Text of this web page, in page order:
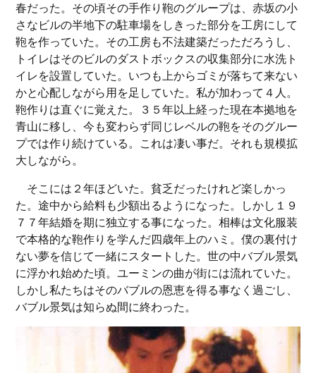
春だった。その頃その手作り鞄のグループは、赤坂の小
さなビルの半地下の駐車場をしきった部分を工房にして
鞄を作っていた。その工房も不法建築だっただろうし、
トイレはそのビルのダストボックスの収集部分に水洗ト
イレを設置していた。いつも上からゴミが落ちて来ない
かと心配しながら用を足していた。私が加わって４人。
鞄作りは直ぐに覚えた。３５年以上経った現在本拠地を
青山に移し、今も変わらず同じレベルの鞄をそのグルー
プでは作り続けている。これは凄い事だ。それも規模拡
大しながら。
そこには２年ほどいた。貧乏だったけれど楽しかっ
た。途中から給料も少額出るようになった。しかし１９
７７年結婚を期に独立する事になった。相棒は文化服装
で本格的な鞄作りを学んだ四歳年上のハミ。僕の裏付け
ない夢を信じて一緒にスタートした。世の中バブル景気
に浮かれ始めた頃。ユーミンの曲が街には流れていた。
しかし私たちはそのバブルの恩恵を得る事なく過ごし、
バブル景気は知らぬ間に終わった。